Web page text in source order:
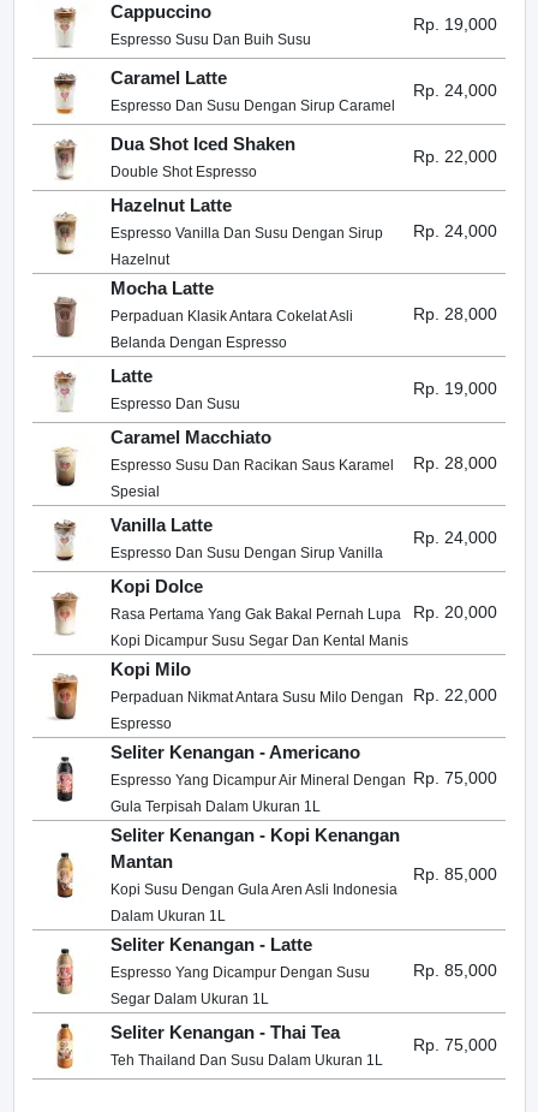
Cappuccino
Espresso Susu Dan Buih Susu
Rp. 19,000
Caramel Latte
Espresso Dan Susu Dengan Sirup Caramel
Rp. 24,000
Dua Shot Iced Shaken
Double Shot Espresso
Rp. 22,000
Hazelnut Latte
Espresso Vanilla Dan Susu Dengan Sirup
Hazelnut
Rp. 24,000
Mocha Latte
Perpaduan Klasik Antara Cokelat Asli
Belanda Dengan Espresso
Rp. 28,000
Latte
Espresso Dan Susu
Rp. 19,000
Caramel Macchiato
Espresso Susu Dan Racikan Saus Karamel
Spesial
Rp. 28,000
Vanilla Latte
Espresso Dan Susu Dengan Sirup Vanilla
Rp. 24,000
Kopi Dolce
Rasa Pertama Yang Gak Bakal Pernah Lupa
Kopi Dicampur Susu Segar Dan Kental Manis
Rp. 20,000
Kopi Milo
Perpaduan Nikmat Antara Susu Milo Dengan
Espresso
Rp. 22,000
Seliter Kenangan - Americano
Espresso Yang Dicampur Air Mineral Dengan
Gula Terpisah Dalam Ukuran 1L
Rp. 75,000
Seliter Kenangan - Kopi Kenangan
Mantan
Kopi Susu Dengan Gula Aren Asli Indonesia
Dalam Ukuran 1L
Rp. 85,000
Seliter Kenangan - Latte
Espresso Yang Dicampur Dengan Susu
Segar Dalam Ukuran 1L
Rp. 85,000
Seliter Kenangan - Thai Tea
Teh Thailand Dan Susu Dalam Ukuran 1L
Rp. 75,000